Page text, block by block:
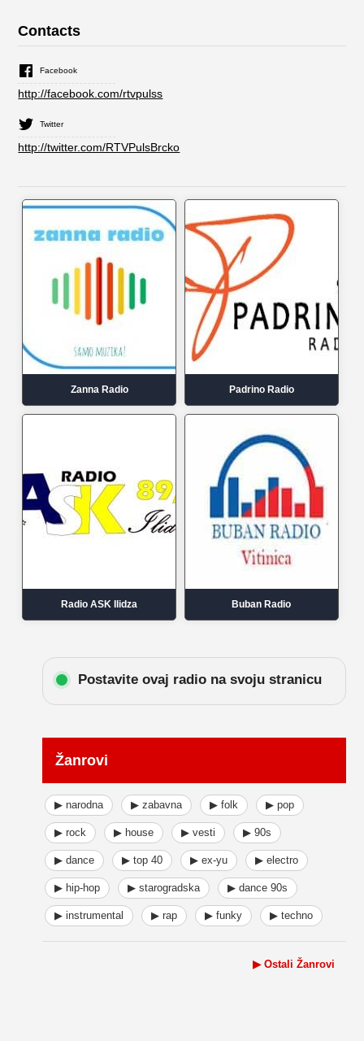
Contacts
Facebook
http://facebook.com/rtvpulss
Twitter
http://twitter.com/RTVPulsBrcko
Zanna Radio Padrino Radio
Radio ASK Ilidza Buban Radio
Postavite ovaj radio na svoju stranicu
Žanrovi
▶ narodna ▶ zabavna ▶ folk ▶ pop
▶ rock ▶ house ▶ vesti ▶ 90s
▶ dance ▶ top 40 ▶ ex-yu ▶ electro
▶ hip-hop ▶ starogradska ▶ dance 90s
▶ instrumental ▶ rap ▶ funky ▶ techno
▶ Ostali Žanrovi